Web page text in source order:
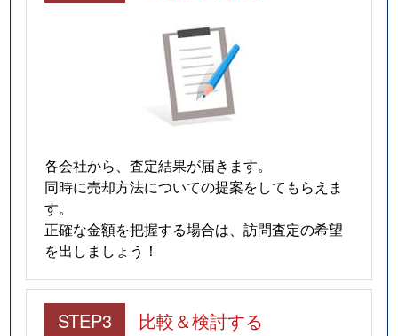
各会社から、査定結果が届きます。
同時に売却方法についての提案をしてもらえま
す。
正確な金額を把握する場合は、訪問査定の希望
を出しましょう！
STEP3 比較＆検討する